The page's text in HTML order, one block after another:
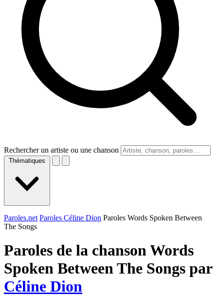
Rechercher un artiste ou une chanson
Thématiques
Paroles.net Paroles Céline Dion Paroles Words Spoken Between
The Songs
Paroles de la chanson Words
Spoken Between The Songs par
Céline Dion